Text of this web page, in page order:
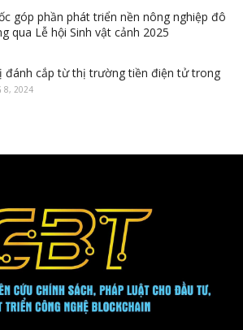
góp phần phát triển nền nông nghiệp đô
qua Lễ hội Sinh vật cảnh 2025
đánh cắp từ thị trường tiền điện tử trong
8, 2024